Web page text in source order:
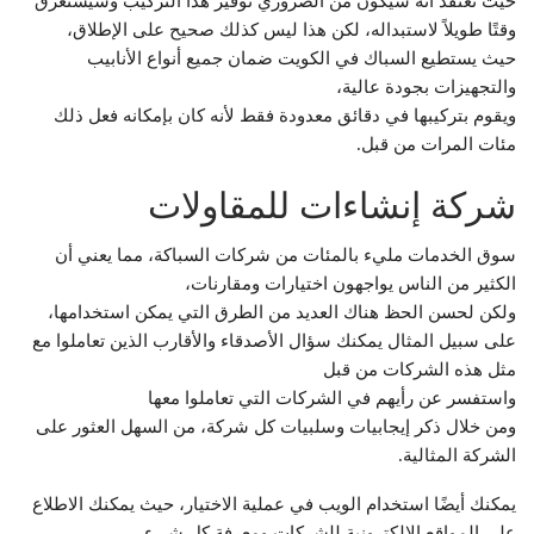
وقتًا طويلاً لاستبداله، لكن هذا ليس كذلك صحيح على الإطلاق،
حيث يستطيع السباك في الكويت ضمان جميع أنواع الأنابيب
والتجهيزات بجودة عالية،
ويقوم بتركيبها في دقائق معدودة فقط لأنه كان بإمكانه فعل ذلك
مئات المرات من قبل.
شركة إنشاءات للمقاولات
سوق الخدمات مليء بالمئات من شركات السباكة، مما يعني أن
الكثير من الناس يواجهون اختيارات ومقارنات،
ولكن لحسن الحظ هناك العديد من الطرق التي يمكن استخدامها،
على سبيل المثال يمكنك سؤال الأصدقاء والأقارب الذين تعاملوا مع
مثل هذه الشركات من قبل
واستفسر عن رأيهم في الشركات التي تعاملوا معها
ومن خلال ذكر إيجابيات وسلبيات كل شركة، من السهل العثور على
الشركة المثالية.
يمكنك أيضًا استخدام الويب في عملية الاختيار، حيث يمكنك الاطلاع